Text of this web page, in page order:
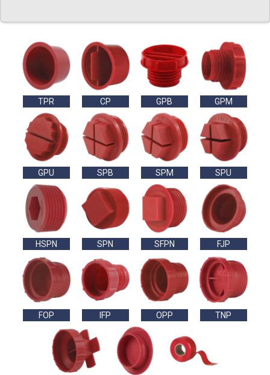
TPR CP GPB GPM
GPU SPB SPM SPU
HSPN SPN SFPN FJP
FOP IFP OPP TNP